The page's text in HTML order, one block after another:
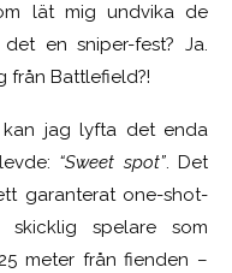
lät mig undvika de
en sniper-fest? Ja.
från Battlefield?!
jag lyfta det enda
“Sweet spot”. Det
garanterat one-shot-
spelare som
meter från fienden –